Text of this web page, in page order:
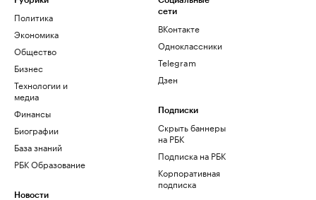
Политика
Экономика
Общество
Бизнес
Технологии и
медиа
Финансы
Биографии
База знаний
РБК Образование
Новости
сети
ВКонтакте
Одноклассники
Telegram
Дзен
Подписки
Скрыть баннеры
на РБК
Подписка на РБК
Корпоративная
подписка